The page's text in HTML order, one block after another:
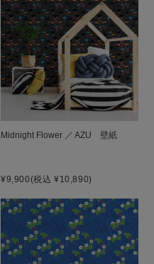
Midnight Flower ／ AZU 壁紙
¥9,900(税込 ¥10,890)